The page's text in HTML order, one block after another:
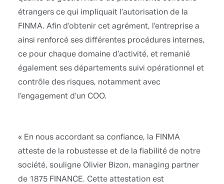
étrangers ce qui impliquait l’autorisation de la
FINMA. Afin d’obtenir cet agrément, l’entreprise a
ainsi renforcé ses différentes procédures internes,
ce pour chaque domaine d’activité, et remanié
également ses départements suivi opérationnel et
contrôle des risques, notamment avec
l’engagement d’un COO.
« En nous accordant sa confiance, la FINMA
atteste de la robustesse et de la fiabilité de notre
société, souligne Olivier Bizon, managing partner
de 1875 FINANCE. Cette attestation est